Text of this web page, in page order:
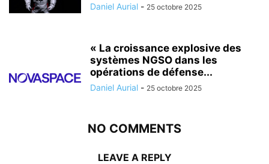
Daniel Aurial - 25 octobre 2025
« La croissance explosive des
systèmes NGSO dans les
opérations de défense...
Daniel Aurial - 25 octobre 2025
NO COMMENTS
LEAVE A REPLY